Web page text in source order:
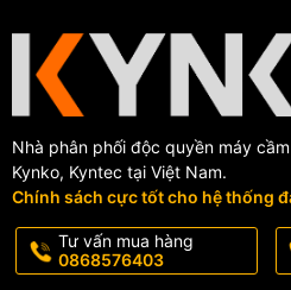
Nhà phân phối độc quyền máy
Kynko, Kyntec tại Việt Nam.
Chính sách cực tốt cho hệ thống
Tư vấn mua hàng
0868576403